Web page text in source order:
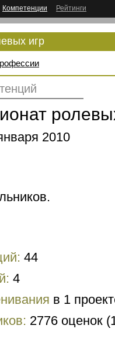
Компетенции Рейтинги
игр
2010
44
4
в 1
2776 оценок